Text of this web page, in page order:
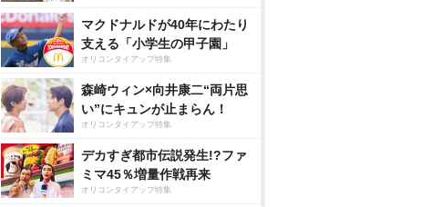
マクドナルドが40年にわたり
支える「小学生の甲子園」
オリコンタイアップ特集
森崎ウィン×向井康二“両片思
い”にキュンが止まらん！
オリコンタイアップ特集
デカすぎ都市伝説発生!?ファ
ミマ45％増量作戦再来
オリコンタイアップ特集